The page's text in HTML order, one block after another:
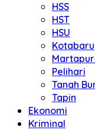
HSS
HST
HSU
Kotabaru
Pelihari
Tanah
Tapin
Ekonomi
Kriminal